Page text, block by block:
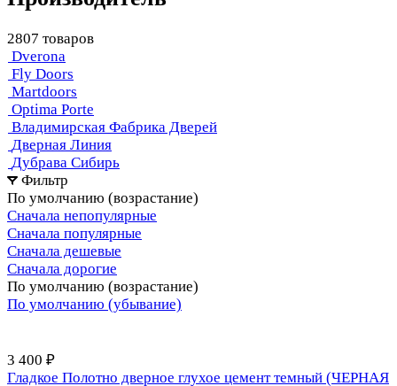
2807 товаров
Dverona
Fly Doors
Martdoors
Optima Porte
Владимирская Фабрика Дверей
Дверная Линия
Дубрава Сибирь
Фильтр
По умолчанию (возрастание)
Сначала непопулярные
Сначала популярные
Сначала дешевые
Сначала дорогие
По умолчанию (возрастание)
По умолчанию (убывание)
3 400 ₽
Гладкое Полотно дверное глухое цемент темный (ЧЕРНАЯ